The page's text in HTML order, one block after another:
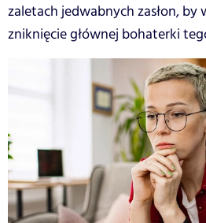
zaletach jedwabnych zasłon, by
zniknięcie głównej bohaterki